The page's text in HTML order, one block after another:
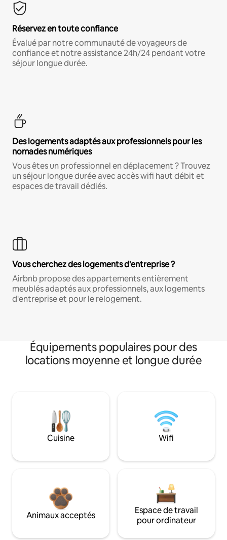
Réservez en toute confiance
Évalué par notre communauté de voyageurs de
confiance et notre assistance 24h/24 pendant votre
séjour longue durée.
Des logements adaptés aux professionnels pour les
nomades numériques
Vous êtes un professionnel en déplacement ? Trouvez
un séjour longue durée avec accès wifi haut débit et
espaces de travail dédiés.
Vous cherchez des logements d'entreprise ?
Airbnb propose des appartements entièrement
meublés adaptés aux professionnels, aux logements
d'entreprise et pour le relogement.
Équipements populaires pour des
locations moyenne et longue durée
Cuisine Wifi
Animaux acceptés
Espace de travail
pour ordinateur